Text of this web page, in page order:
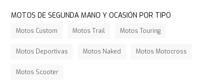
MOTOS DE SEGUNDA MANO Y OCASIÓN POR TIPO
Motos Custom Motos Trail Motos Touring
Motos Deportivas Motos Naked Motos Motocross
Motos Scooter